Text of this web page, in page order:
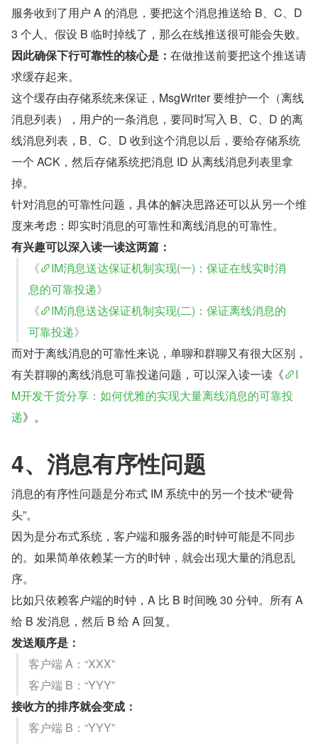
服务收到了用户 A 的消息，要把这个消息推送给 B、C、D
3 个人。假设 B 临时掉线了，那么在线推送很可能会失败。
因此确保下行可靠性的核心是： 在做推送前要把这个推送请
求缓存起来。
这个缓存由存储系统来保证，MsgWriter 要维护一个（离线
消息列表），用户的一条消息，要同时写入 B、C、D 的离
线消息列表，B、C、D 收到这个消息以后，要给存储系统
一个 ACK，然后存储系统把消息 ID 从离线消息列表里拿
掉。
针对消息的可靠性问题，具体的解决思路还可以从另一个维
度来考虑：即实时消息的可靠性和离线消息的可靠性。
有兴趣可以深入读一读这两篇：
《
IM消息送达保证机制实现(一)：保证在线实时消
息的可靠投递》
《
IM消息送达保证机制实现(二)：保证离线消息的
可靠投递》
而对于离线消息的可靠性来说，单聊和群聊又有很大区别，
有关群聊的离线消息可靠投递问题，可以深入读一读《
I
M开发干货分享：如何优雅的实现大量离线消息的可靠投
递》。
4、消息有序性问题
消息的有序性问题是分布式 IM 系统中的另一个技术“硬骨
头”。
因为是分布式系统，客户端和服务器的时钟可能是不同步
的。如果简单依赖某一方的时钟，就会出现大量的消息乱
序。
比如只依赖客户端的时钟，A 比 B 时间晚 30 分钟。所有 A
给 B 发消息，然后 B 给 A 回复。
发送顺序是：
客户端 A：“XXX”
客户端 B：“YYY”
接收方的排序就会变成：
客户端 B：“YYY”